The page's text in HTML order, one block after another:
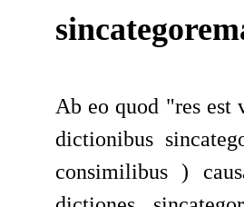
Ab eo quod "res est
dictionibus
consimilibus)